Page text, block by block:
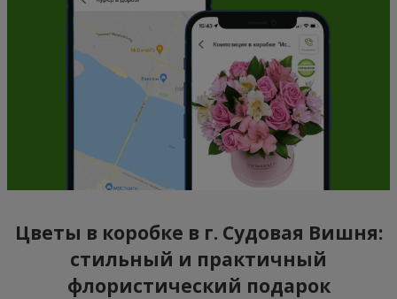
Цветы в коробке в г. Судовая Вишня:
стильный и практичный
флористический подарок